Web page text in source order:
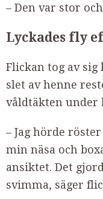
– Den var stor
Lyckades fly
Flickan tog av
slet av henne
våldtäkten under
– Jag hörde
min näsa och
ansiktet. Det
svimma, säger